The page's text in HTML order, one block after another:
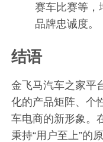
赛车比赛等，
品牌忠诚度。
结语
金飞马汽车之家平
化的产品矩阵、个
车电商的新形象。
秉持“用户至上”的